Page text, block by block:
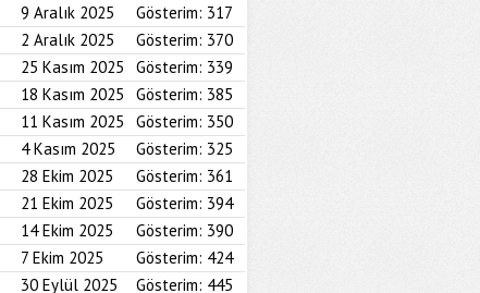
9 Aralık 2025 Gösterim: 317
2 Aralık 2025 Gösterim: 370
25 Kasım 2025 Gösterim: 339
18 Kasım 2025 Gösterim: 385
11 Kasım 2025 Gösterim: 350
4 Kasım 2025 Gösterim: 325
28 Ekim 2025 Gösterim: 361
21 Ekim 2025 Gösterim: 394
14 Ekim 2025 Gösterim: 390
7 Ekim 2025 Gösterim: 424
30 Eylül 2025 Gösterim: 445